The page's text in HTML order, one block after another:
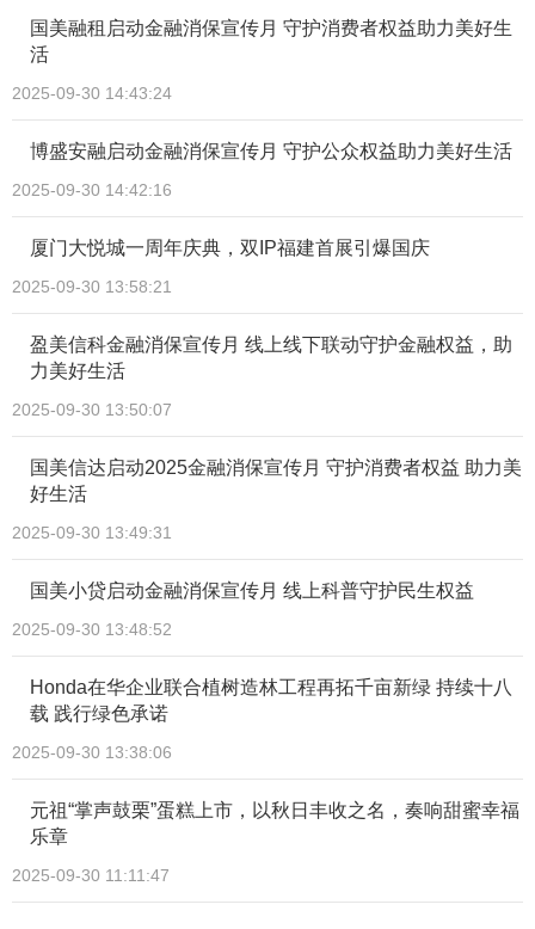
国美融租启动金融消保宣传月 守护消费者权益助力美好生
活​
2025-09-30 14:43:24
博盛安融启动金融消保宣传月 守护公众权益助力美好生活​
2025-09-30 14:42:16
厦门大悦城一周年庆典，双IP福建首展引爆国庆
2025-09-30 13:58:21
盈美信科金融消保宣传月 线上线下联动守护金融权益，助
力美好生活
2025-09-30 13:50:07
国美信达启动2025金融消保宣传月 守护消费者权益 助力美
好生活​
2025-09-30 13:49:31
国美小贷启动金融消保宣传月 线上科普守护民生权益
2025-09-30 13:48:52
Honda在华企业联合植树造林工程再拓千亩新绿 持续十八
载 践行绿色承诺
2025-09-30 13:38:06
元祖“掌声鼓栗”蛋糕上市，以秋日丰收之名，奏响甜蜜幸福
乐章
2025-09-30 11:11:47